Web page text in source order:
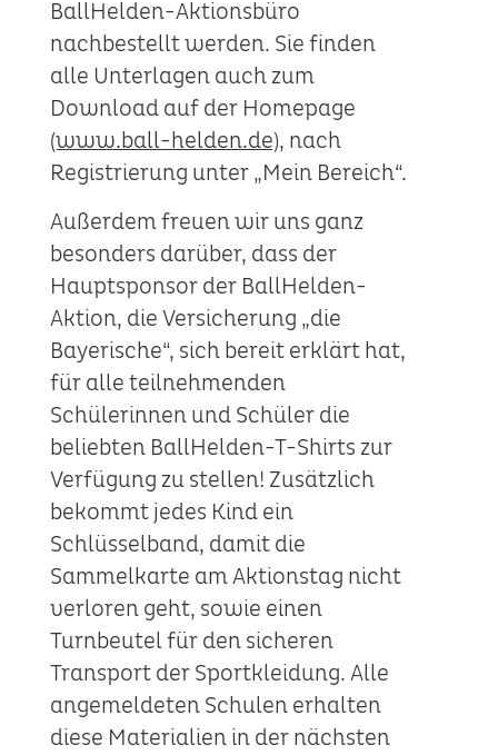
BallHelden-Aktionsbüro
nachbestellt werden. Sie finden
alle Unterlagen auch zum
Download auf der Homepage
(www.ball-helden.de), nach
Registrierung unter „Mein Bereich“.
Außerdem freuen wir uns ganz
besonders darüber, dass der
Hauptsponsor der BallHelden-
Aktion, die Versicherung „die
Bayerische“, sich bereit erklärt hat,
für alle teilnehmenden
Schülerinnen und Schüler die
beliebten BallHelden-T-Shirts zur
Verfügung zu stellen! Zusätzlich
bekommt jedes Kind ein
Schlüsselband, damit die
Sammelkarte am Aktionstag nicht
verloren geht, sowie einen
Turnbeutel für den sicheren
Transport der Sportkleidung. Alle
angemeldeten Schulen erhalten
diese Materialien in der nächsten